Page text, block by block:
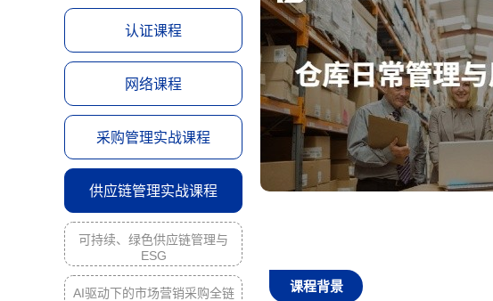
认证课程
网络课程
采购管理实战课程
供应链管理实战课程
可持续、绿色供应链管理与
ESG
AI驱动下的市场营销采购全链
课程背景